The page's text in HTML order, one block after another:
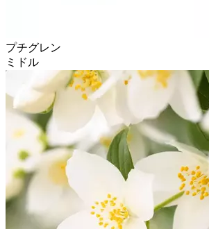
プチグレン
ミドル